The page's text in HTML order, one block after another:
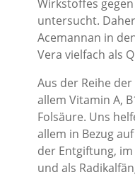
Wirkstoffes
untersucht.
Acemannan in
Vera vielfach als
Aus der Reihe
allem Vitamin A,
Folsäure. Uns
allem in Bezug
der Entgiftung,
und als